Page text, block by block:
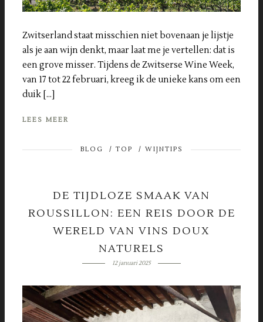
Zwitserland staat misschien niet bovenaan je lijstje
als je aan wijn denkt, maar laat me je vertellen: dat is
een grove misser. Tijdens de Zwitserse Wine Week,
van 17 tot 22 februari, kreeg ik de unieke kans om een
duik […]
LEES MEER
BLOG / TOP / WIJNTIPS
DE TIJDLOZE SMAAK VAN
ROUSSILLON: EEN REIS DOOR DE
WERELD VAN VINS DOUX
NATURELS
12 januari 2025